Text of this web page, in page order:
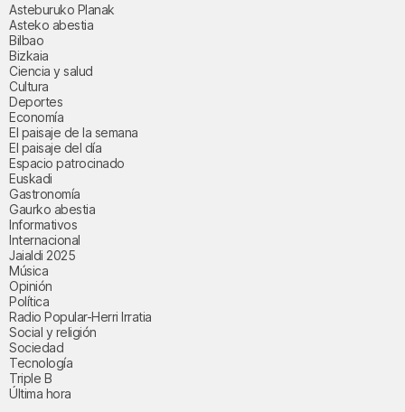
Asteburuko Planak
Asteko abestia
Bilbao
Bizkaia
Ciencia y salud
Cultura
Deportes
Economía
El paisaje de la semana
El paisaje del día
Espacio patrocinado
Euskadi
Gastronomía
Gaurko abestia
Informativos
Internacional
Jaialdi 2025
Música
Opinión
Política
Radio Popular-Herri Irratia
Social y religión
Sociedad
Tecnología
Triple B
Última hora